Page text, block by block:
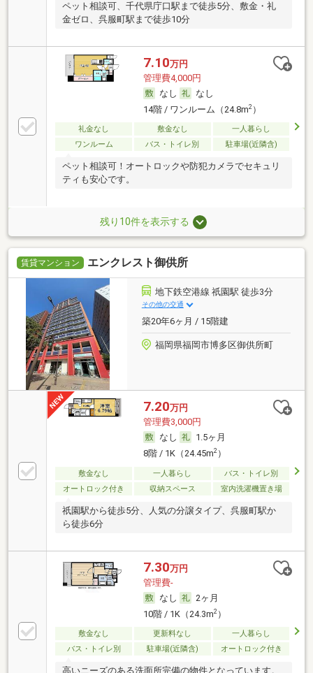
ペット相談可、千代県庁口駅まで徒歩5分、敷金・礼
金ゼロ、呉服町駅まで徒歩10分
7.10万円
管理費4,000円
なし
なし
14階 / ワンルーム（24.8m2）
礼金なし 敷金なし
一人暮らし
ワンルーム
バス・トイレ別 駐車場(近隣含)
ペット相談可！オートロックや防犯カメラでセキュリ
ティも安心です。
残り10件を表示する
賃貸マンション エンクレスト御供所
地下鉄空港線 祇園駅 徒歩3分
その他の交通
築20年6ヶ月 / 15階建
福岡県福岡市博多区御供所町
7.20万円
管理費3,000円
なし
1.5ヶ月
8階 / 1K（24.45m2）
敷金なし 一人暮らし
バス・トイレ別
オートロック付き
収納スペース 室内洗濯機置き場
祇園駅から徒歩5分、人気の分譲タイプ、呉服町駅か
ら徒歩6分
7.30万円
管理費-
なし
2ヶ月
10階 / 1K（24.3m2）
敷金なし 更新料なし
一人暮らし
バス・トイレ別
駐車場(近隣含) オートロック付き
高いニーズのある洗面所完備の物件となっています。